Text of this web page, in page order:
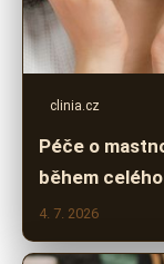
clinia.cz
Péče o
během
4. 7. 2026